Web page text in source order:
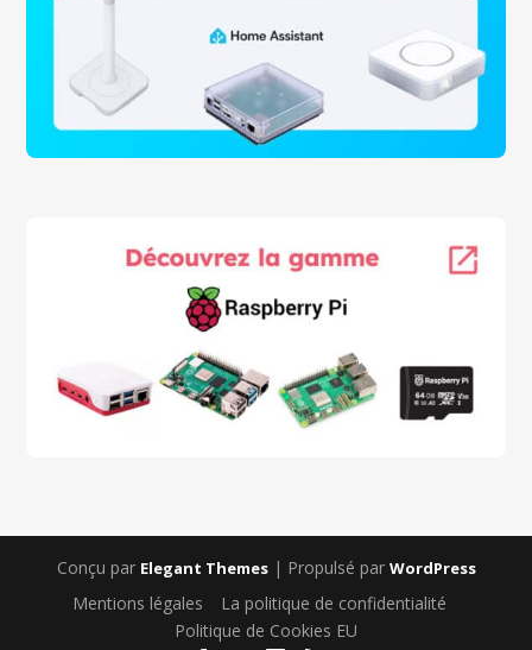
Conçu par Elegant Themes| Propulsé par WordPress
Mentions légales
La politique de confidentialité
Politique de Cookies EU